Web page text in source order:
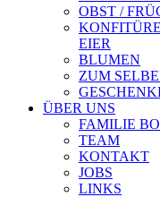
OBST /
EIER
BLUMEN
ZUM
ÜBER UNS
FAMILIE
TEAM
KONTAKT
JOBS
LINKS